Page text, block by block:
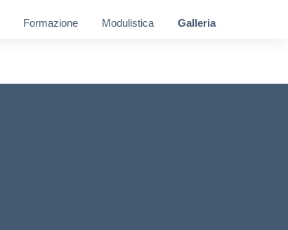
Formazione Modulistica Galleria